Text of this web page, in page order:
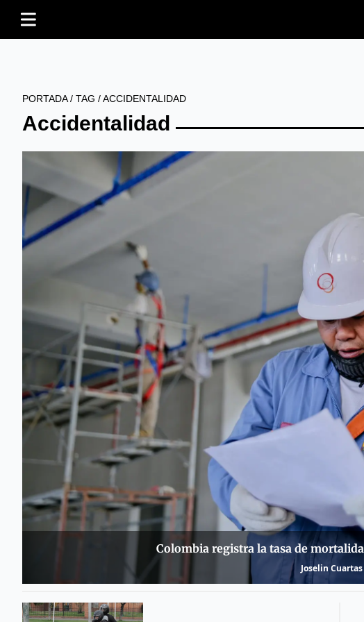
PORTADA/ TAG /ACCIDENTALIDAD
Accidentalidad
Colombia registra la tasa de
Joselin